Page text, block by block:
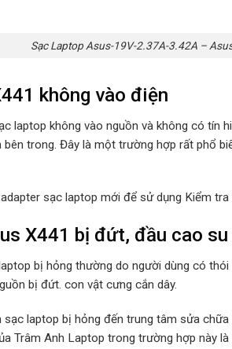
Sạc Laptop Asus-19V-2.37A-3.42A –
không vào điện
laptop không vào nguồn và không có tín
trong. Đây là một trường hợp rất phổ
sạc laptop mới để sử dụng Kiểm
X441 bị đứt, đầu cao su
bị hỏng thường do người dùng có
bị đứt. con vật cưng cắn dây.
sạc laptop bị hỏng đến trung tâm sửa
Trâm Anh Laptop trong trường hợp này